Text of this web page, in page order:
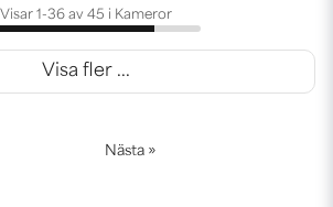
Visar 1-36 av 45 i Kameror
Visa fler ...
Nästa »